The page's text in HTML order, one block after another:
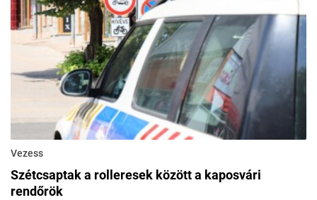
Vezess
Szétcsaptak a rolleresek között a kaposvári
rendőrök